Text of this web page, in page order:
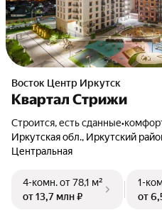
Восток Центр Иркутск
Квартал Стрижи
Строится, есть сданные•
Иркутская обл., Иркутский
Центральная
4-комн.от 78,1 м²
от 13,7 млн ₽
1-
от